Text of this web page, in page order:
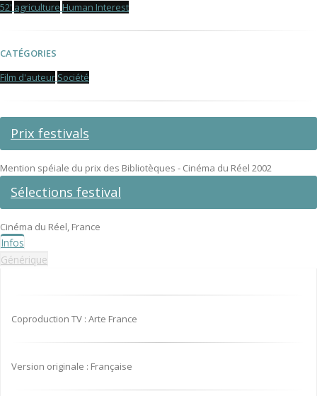
52' agriculture Human Interest
CATÉGORIES
Film d'auteur Société
Prix festivals
Mention spéiale du prix des Bibliotèques - Cinéma du Réel 2002
Sélections festival
Cinéma du Réel, France
Infos
Générique
Coproduction TV : Arte France
Version originale : Française